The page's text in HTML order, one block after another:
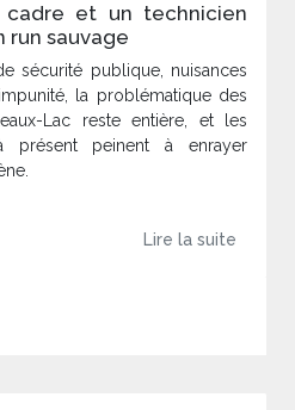
cadre et un technicien
run sauvage
sécurité publique, nuisances
la problématique des
Lac reste entière, et les
présent peinent à enrayer
Lire la suite